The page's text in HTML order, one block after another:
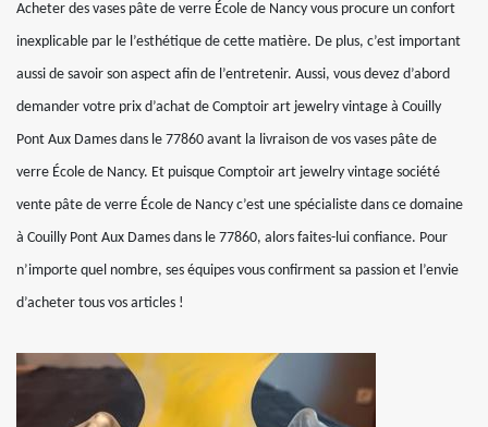
Acheter des vases pâte de verre École de Nancy vous procure un confort
inexplicable par le l’esthétique de cette matière. De plus, c’est important
aussi de savoir son aspect afin de l’entretenir. Aussi, vous devez d’abord
demander votre prix d’achat de Comptoir art jewelry vintage à Couilly
Pont Aux Dames dans le 77860 avant la livraison de vos vases pâte de
verre École de Nancy. Et puisque Comptoir art jewelry vintage société
vente pâte de verre École de Nancy c’est une spécialiste dans ce domaine
à Couilly Pont Aux Dames dans le 77860, alors faites-lui confiance. Pour
n’importe quel nombre, ses équipes vous confirment sa passion et l’envie
d’acheter tous vos articles !